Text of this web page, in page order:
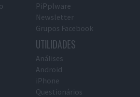
PiPplware
Newsletter
Grupos Facebook
UTILIDADES
Análises
Android
iPhone
Questionários